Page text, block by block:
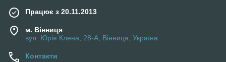
Працює з 20.11.2013
м. Вінниця
вул. Юрія Клена, 28-А, Вінниця, Україна
Контакти